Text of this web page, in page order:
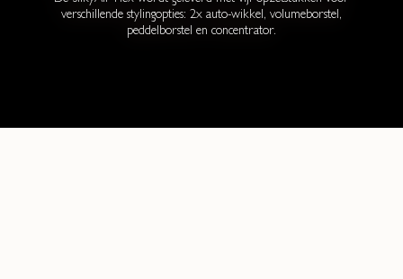
verschillende stylingopties: 2x auto-wikkel, volumeborstel,
peddelborstel en concentrator.